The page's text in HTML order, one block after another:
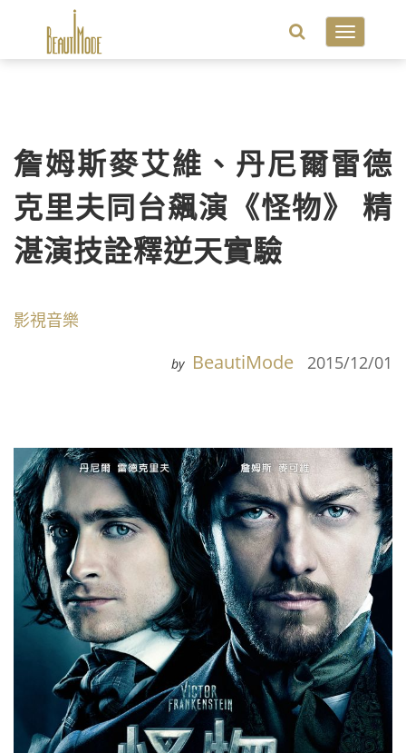
Toggle
詹姆斯麥艾維、丹尼爾雷德
克里夫同台飆演《怪物》 精
湛演技詮釋逆天實驗
影視音樂
by BeautiMode 2015/12/01